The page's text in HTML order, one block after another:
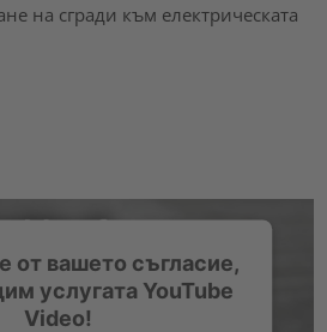
на сгради към електрическата
от вашето съгласие,
услугата YouTube
Video!